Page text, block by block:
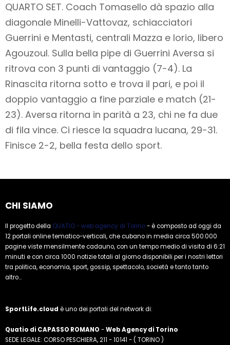
QUARTO SET. Coach Tomasello dà spazio alla
diagonale Minelli-Vattovaz, schiacciatori
Guerrini e Mentasti, centrali Mazza e Iorio, libero
Agouzoul. Sulla bella pipe di Guerrini Aversa si
ritrova con 3 punti di vantaggio (7-4). La
Rinascita ritorna sotto e trova il pari, e poi il
doppio vantaggio a fine parziale e match (21-
23). Aversa ritorna in parità a 23, chi ne fa due
di fila vince. Ci riesce la squadra lucana, 29-31.
Finisce 2-2, bella festa dello sport.
CHI SIAMO
Il progetto della QUATIO - web agency di Torino- è composto ad oggi da
12 portali online tematico-verticali, che cubano in media circa 500.000
pagine viste mensilmente cadauno, con un tempo medio di visita di 6:21
minuti e con circa 1000 notizie totali al giorno disponibili per i nostri lettori
tra politica, economia, sport, gossip, spettacolo, società e tanto tanto
altro...
SportLife.cloud è uno dei portali del network di:
Quatio di CAPASSO ROMANO -Web Agency di Torino
SEDE LEGALE: CORSO PESCHIERA, 211 - 10141 - ( TORINO )